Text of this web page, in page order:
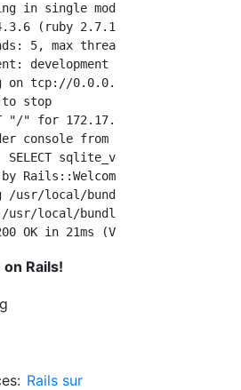
in single mode...
(ruby 2.7.1-p83), codename:
5, max threads: 5
development
on tcp://0.0.0.0:3000
to stop
"/" for 172.17.0.1 at 2020-09-07
console from 172.17.0.1!
SELECT sqlite_version(*)
Rails::WelcomeController#index
/usr/local/bundle/gems/
usr/local/bundle/gems/railties-
on Rails!
Rails sur